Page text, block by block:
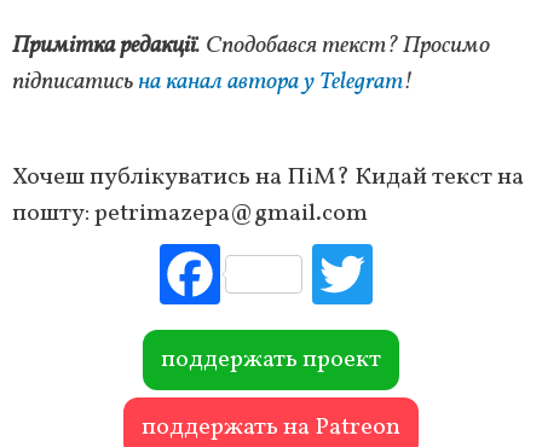
Примітка редакції. Сподобався текст? Просимо
підписатисьна канал автора у Telegram!
Хочеш публікуватись на ПіМ? Кидай текст на
пошту:petrimazepa@gmail.com
Fac
ebo
ok r
поддержать проект
поддержать на Patreon